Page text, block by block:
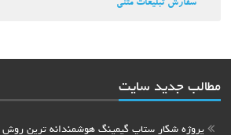
سفارش تبلیغات متنی
مطالب جدید سایت
پروژه شکار ستاپ گیمینگ هوشمندانه ترین روش